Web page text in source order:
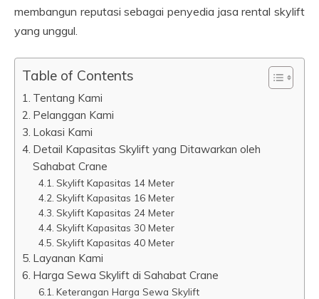
membangun reputasi sebagai penyedia jasa rental skylift
yang unggul.
Table of Contents
Tentang Kami
Pelanggan Kami
Lokasi Kami
Detail Kapasitas Skylift yang Ditawarkan oleh
Sahabat Crane
Skylift Kapasitas 14 Meter
Skylift Kapasitas 16 Meter
Skylift Kapasitas 24 Meter
Skylift Kapasitas 30 Meter
Skylift Kapasitas 40 Meter
Layanan Kami
Harga Sewa Skylift di Sahabat Crane
Keterangan Harga Sewa Skylift